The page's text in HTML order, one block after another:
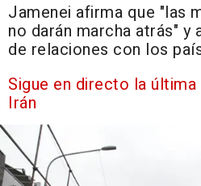
Jamenei afirma que "las
no darán marcha atrás" y
de relaciones con los
Sigue en directo la
Irán